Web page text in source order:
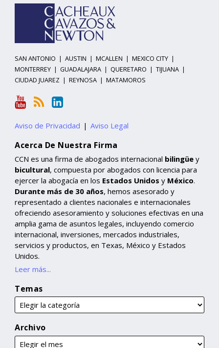
SAN ANTONIO | AUSTIN | MCALLEN | MEXICO CITY |
MONTERREY | GUADALAJARA | QUERETARO | TIJUANA |
CIUDAD JUAREZ | REYNOSA | MATAMOROS
Aviso de Privacidad Aviso Legal
Acerca De Nuestra Firma
CCN es una firma de abogados internacional bilingüe y
bicultural, compuesta por abogados con licencia para
ejercer la abogacía en los Estados Unidos y México.
Durante más de 30 años, hemos asesorado y
representado a clientes nacionales e internacionales
ofreciendo asesoramiento y soluciones efectivas en una
amplia gama de asuntos legales, incluyendo comercio
internacional, inversiones, mercados industriales,
servicios y productos, en Texas, México y Estados
Unidos.
Leer más...
Temas
Archivo